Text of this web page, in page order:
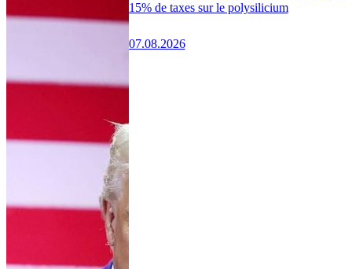
15% de taxes sur le polysilicium
07.08.2026